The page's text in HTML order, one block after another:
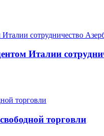
Италии
торговли